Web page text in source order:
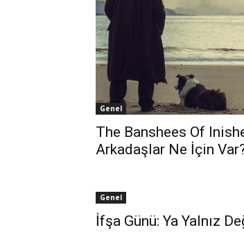
Genel
The Banshees Of
Arkadaşlar Ne İçin
Genel
İfşa Günü: Ya Yalnız